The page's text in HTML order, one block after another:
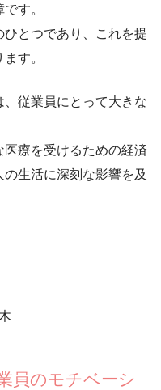
す。
とつであり、これを提
ます。
従業員にとって大きな
療を受けるための経済
生活に深刻な影響を及
員のモチベーシ